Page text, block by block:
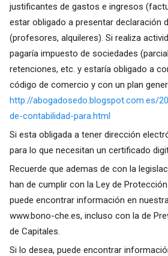
justificantes de gastos e ingresos
estar obligado a presentar declaración
(profesores, alquileres). Si realiza
pagaría impuesto de sociedades
retenciones, etc. y estaría obligado a
código de comercio y con un plan
http://abogadosedo.blogspot.com.es/
de-contabilidad-para.html
Si esta obligada a tener dirección
para lo que necesitan un certificado
Recuerde que ademas de con la
han de cumplir con la Ley de
puede encontrar información en
www.bono-che.es, incluso con la de
de Capitales.
Si lo desea, puede encontrar